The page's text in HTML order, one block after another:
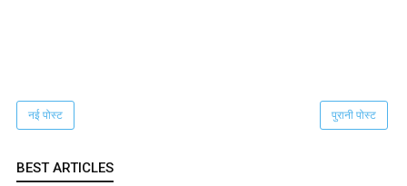
नई पोस्ट पुरानी पोस्ट
BEST ARTICLES